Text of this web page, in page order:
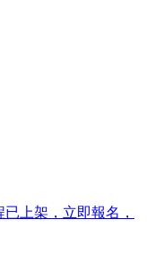
上架，立即報名，